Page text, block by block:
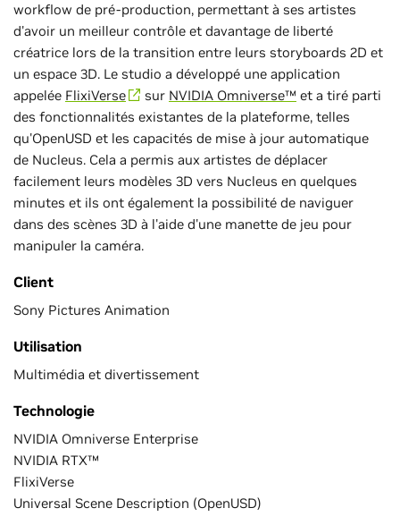
workflow de pré-production, permettant à ses artistes
d'avoir un meilleur contrôle et davantage de liberté
créatrice lors de la transition entre leurs storyboards 2D et
un espace 3D. Le studio a développé une application
appelée FlixiVerse sur NVIDIA Omniverse™ et a tiré parti
des fonctionnalités existantes de la plateforme, telles
qu'OpenUSD et les capacités de mise à jour automatique
de Nucleus. Cela a permis aux artistes de déplacer
facilement leurs modèles 3D vers Nucleus en quelques
minutes et ils ont également la possibilité de naviguer
dans des scènes 3D à l'aide d'une manette de jeu pour
manipuler la caméra.
Client
Sony Pictures Animation
Utilisation
Multimédia et divertissement
Technologie
NVIDIA Omniverse Enterprise
NVIDIA RTX™
FlixiVerse
Universal Scene Description (OpenUSD)